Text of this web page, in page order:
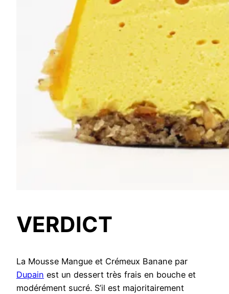
VERDICT
La Mousse Mangue et Crémeux Banane par
Dupain est un dessert très frais en bouche et
modérément sucré. S’il est majoritairement